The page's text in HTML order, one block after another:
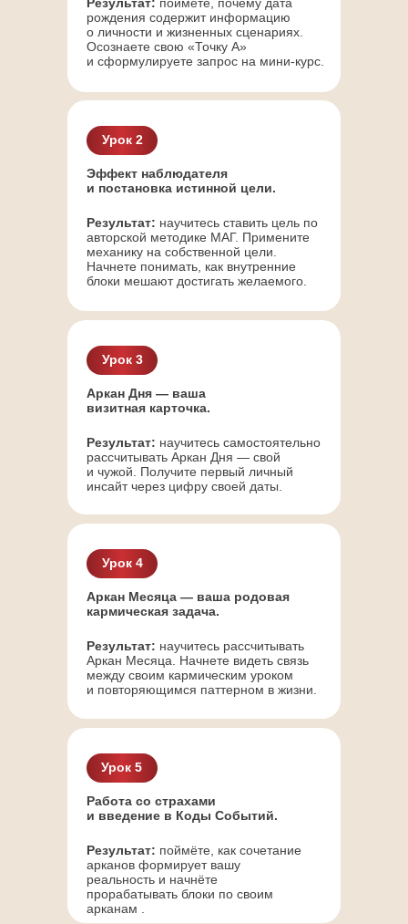
рождения содержит информацию
о личности и жизненных сценариях.
Осознаете свою «Точку А»
и сформулируете запрос на мини-курс.
Работа со страхами
и введение в Коды Событий.
Результат: поймёте, как сочетание
арканов формирует вашу
реальность и начнёте
прорабатывать блоки по своим
арканам .
Урок 5
Эффект наблюдателя
и постановка истинной цели.
Результат: научитесь ставить цель по
авторской методике МАГ. Примените
механику на собственной цели.
Начнете понимать, как внутренние
блоки мешают достигать желаемого.
Урок 2
Аркан Дня — ваша
визитная карточка.
Результат: научитесь самостоятельно
рассчитывать Аркан Дня — свой
и чужой. Получите первый личный
инсайт через цифру своей даты.
Урок 3
Аркан Месяца — ваша родовая
кармическая задача.
Результат: научитесь рассчитывать
Аркан Месяца. Начнете видеть связь
между своим кармическим уроком
и повторяющимся паттерном в жизни.
Урок 4